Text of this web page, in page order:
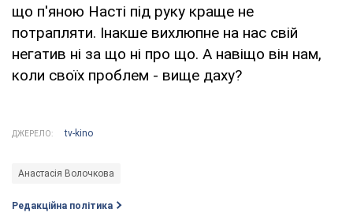
що п'яною Насті під руку краще не
потрапляти. Інакше вихлюпне на нас свій
негатив ні за що ні про що. А навіщо він нам,
коли своїх проблем - вище даху?
ДЖЕРЕЛО: tv-kino
Анастасія Волочкова
Редакційна політика